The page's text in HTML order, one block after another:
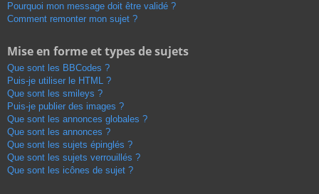
Pourquoi mon message doit être validé ?
Comment remonter mon sujet ?
Mise en forme et types de sujets
Que sont les BBCodes ?
Puis-je utiliser le HTML ?
Que sont les smileys ?
Puis-je publier des images ?
Que sont les annonces globales ?
Que sont les annonces ?
Que sont les sujets épinglés ?
Que sont les sujets verrouillés ?
Que sont les icônes de sujet ?